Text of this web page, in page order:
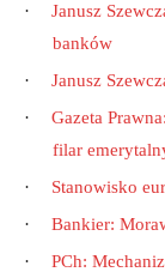
·
Janusz
banków
·
Janusz
·
Gazeta
filar
·
Stanowisko
·
Bankier:
·
PCh: